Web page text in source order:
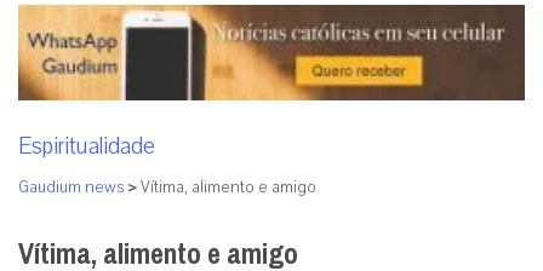
Espiritualidade
Gaudium news >Vítima, alimento e amigo
Vítima, alimento e amigo